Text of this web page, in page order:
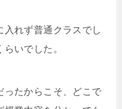
れず普通クラスでし
いでした。
ったからこそ、どこで